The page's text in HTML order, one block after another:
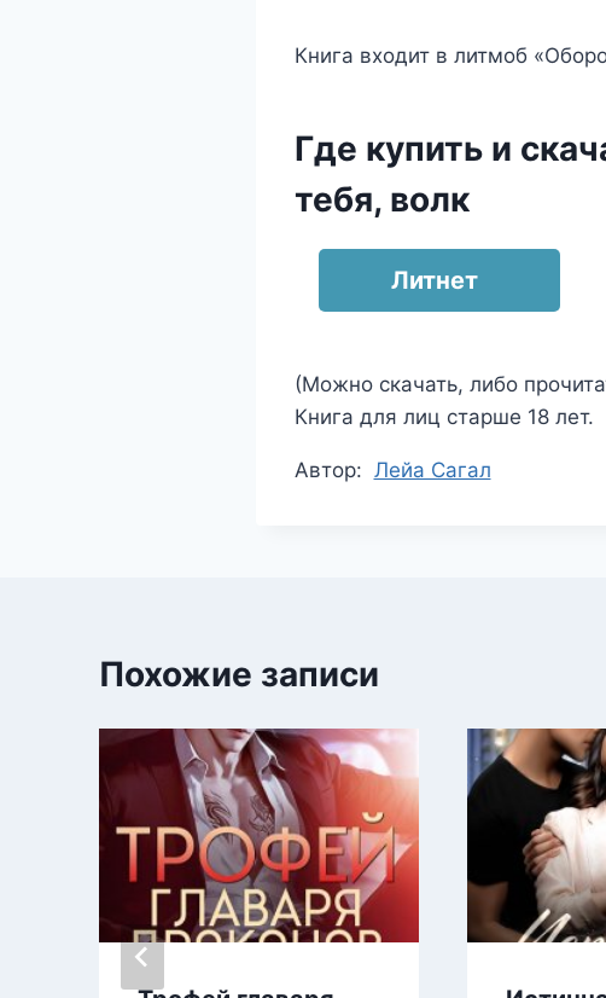
Книга входит в литмоб
Где купить и
тебя, волк
Литнет
(Можно скачать, либо
Книга для лиц старше 18 лет.
Метки
Автор: Лейа Сагал
Похожие записи